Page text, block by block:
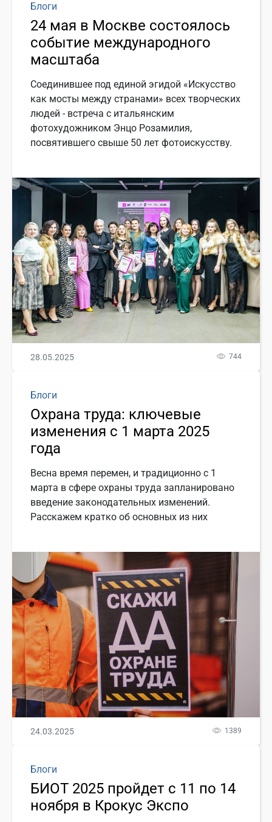
Блоги
24 мая в Москве состоялось
событие международного
масштаба
Соединившее под единой эгидой «Искусство
как мосты между странами» всех творческих
людей - встреча с итальянским
фотохудожником Энцо Розамилия,
посвятившего свыше 50 лет фотоискусству.
28.05.2025 744
Блоги
Охрана труда: ключевые
изменения с 1 марта 2025
года
Весна время перемен, и традиционно с 1
марта в сфере охраны труда запланировано
введение законодательных изменений.
Расскажем кратко об основных из них
24.03.2025 1389
Блоги
БИОТ 2025 пройдет с 11 по 14
ноября в Крокус Экспо